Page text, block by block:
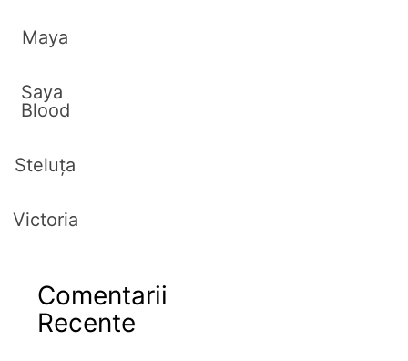
Maya
Saya
Blood
Steluța
Victoria
Comentarii
Recente